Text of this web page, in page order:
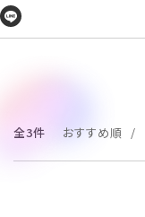
全3件 おすすめ順